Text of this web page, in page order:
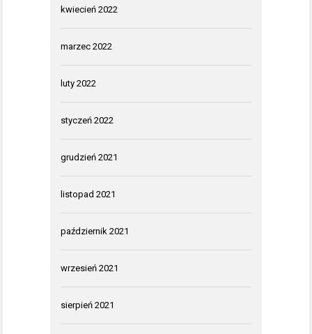
kwiecień 2022
marzec 2022
luty 2022
styczeń 2022
grudzień 2021
listopad 2021
październik 2021
wrzesień 2021
sierpień 2021